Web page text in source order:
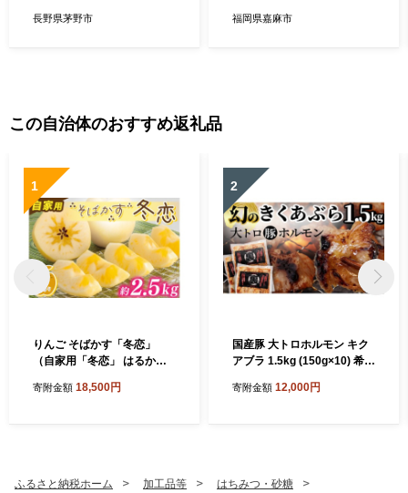
長野県茅野市 福岡県嘉麻市
この自治体のおすすめ返礼品
1
りんご そばかす「冬恋」
（自家用「冬恋」 はるかサ
寄附金額 18,500円
2
国産豚 大トロホルモン キク
アブラ 1.5kg (150g×10) 希少
ぶら 菊脂 豚ホルモン 豚肉 国
寄附金額 12,000円
ふるさと納税ホーム 加工品等 はちみつ・砂糖